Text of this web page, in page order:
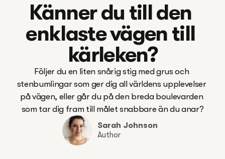
Känner du till den
enklaste vägen till
kärleken?
Följer du en liten snårig stig med grus och
stenbumlingar som ger dig all världens upplevelser
på vägen, eller går du på den breda boulevarden
som tar dig fram till målet snabbare än du anar?
Sarah Johnson
Author